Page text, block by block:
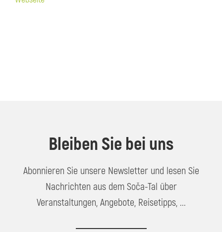
Bleiben Sie bei uns
Abonnieren Sie unsere Newsletter und lesen Sie
Nachrichten aus dem Soča-Tal über
Veranstaltungen, Angebote, Reisetipps, ...